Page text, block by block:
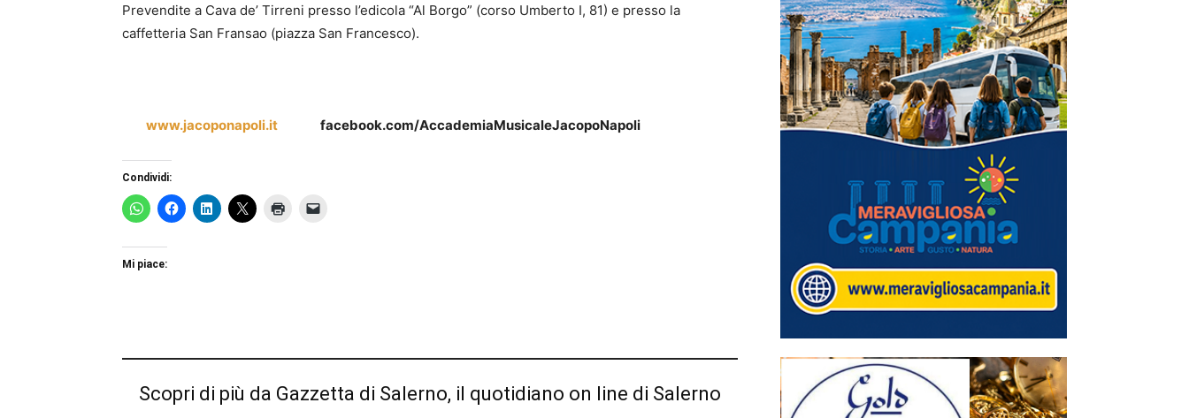
Prevendite a Cava de’ Tirreni presso l’edicola “Al Borgo” (corso Umberto I, 81) e presso la
caffetteria San Fransao (piazza San Francesco).
www.jacoponapoli.it facebook.com/AccademiaMusicaleJacopoNapoli
Condividi:
Mi piace:
Scopri di più da Gazzetta di Salerno, il quotidiano on line di Salerno